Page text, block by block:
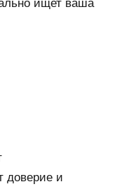
ищет ваша
доверие и